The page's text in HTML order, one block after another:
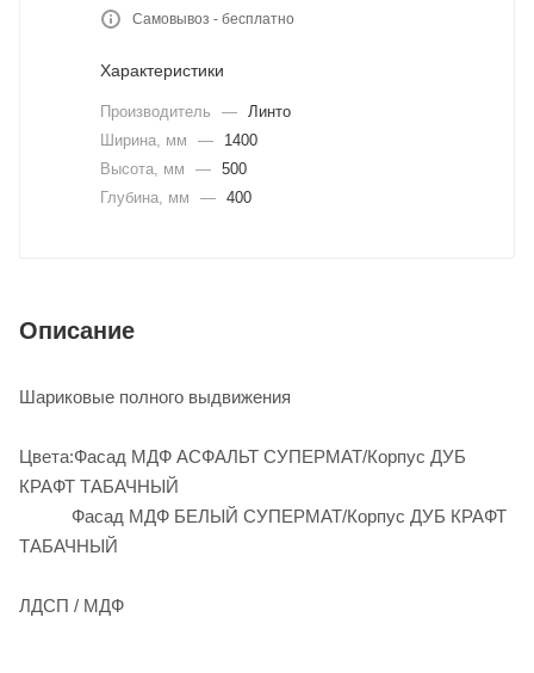
Самовывоз - бесплатно
Характеристики
Производитель — Линто
Ширина, мм
—
1400
Высота, мм
— 500
Глубина, мм
— 400
Описание
Шариковые полного выдвижения
Цвета:Фасад МДФ АСФАЛЬТ СУПЕРМАТ/Корпус ДУБ
КРАФТ ТАБАЧНЫЙ
Фасад МДФ БЕЛЫЙ СУПЕРМАТ/Корпус ДУБ КРАФТ
ТАБАЧНЫЙ
ЛДСП / МДФ